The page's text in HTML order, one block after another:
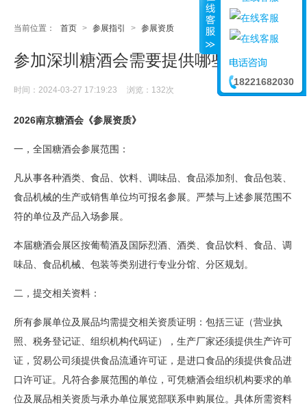
当前位置： 首页 > 参展指引 > 参展资质
参加深圳糖酒会需要提供哪些资质？
时间：2024-03-27 17:19:23 浏览： 132次
2026南京糖酒会 《参展资质》
一，全国糖酒会参展范围：
凡从事各种酒类、食品、饮料、调味品、食品添加剂、食品包装、
食品机械的生产或销售单位均可报名参展。严禁与上述参展范围不
符的单位及产品入场参展。
本届糖酒会展区按葡萄酒及国际烈酒、酒类、食品饮料、食品、调
味品、食品机械、包装等类别进行专业分馆、分区规划。
二，提交相关资料：
所有参展单位及展品均需提交相关资质证明：包括三证（营业执
照、税务登记证、组织机构代码证），生产厂家还须提供生产许可
证，贸易公司须提供食品流通许可证，是进口食品的须提供食品进
口许可证。凡符合参展范围的单位，可凭糖酒会组织机构要求的单
位及展品相关资质与承办单位展览部联系申购展位。具体所需资料
18221682030